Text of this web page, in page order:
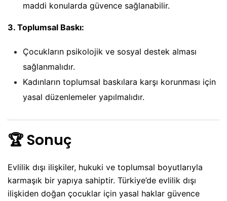
maddi konularda güvence sağlanabilir.
3. Toplumsal Baskı:
Çocukların psikolojik ve sosyal destek alması
sağlanmalıdır.
Kadınların toplumsal baskılara karşı korunması için
yasal düzenlemeler yapılmalıdır.
🏆Sonuç
Evlilik dışı ilişkiler, hukuki ve toplumsal boyutlarıyla
karmaşık bir yapıya sahiptir. Türkiye’de evlilik dışı
ilişkiden doğan çocuklar için yasal haklar güvence